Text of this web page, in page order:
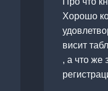
Хорошо
висит
, а что же